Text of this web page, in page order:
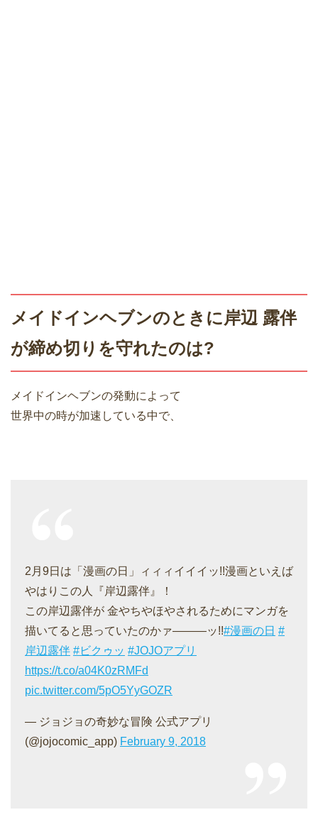
メイドインヘブンのときに岸辺 露伴
が締め切りを守れたのは?
メイドインヘブンの発動によって
世界中の時が加速している中で、
2月9日は「漫画の日」ィィィイイイッ!!漫画といえば
やはりこの人『岸辺露伴』！
この岸辺露伴が 金やちやほやされるためにマンガを
描いてると思っていたのかァ―――ッ!!#漫画の日 #
岸辺露伴 #ビクゥッ #JOJOアプリ
https://t.co/a04K0zRMFd
pic.twitter.com/5pO5YyGOZR
— ジョジョの奇妙な冒険 公式アプリ
(@jojocomic_app) February 9, 2018